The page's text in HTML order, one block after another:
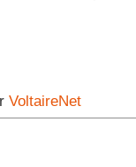
VoltaireNet